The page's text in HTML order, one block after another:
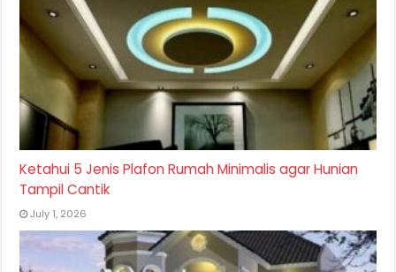
Ketahui 5 Jenis Plafon Rumah Minimalis agar Hunian
Tampil Cantik
July 1, 2026